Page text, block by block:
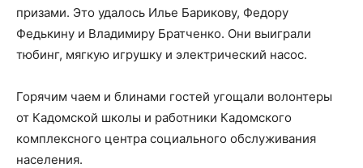
призами. Это удалось Илье Барикову, Федору
Федькину и Владимиру Братченко. Они выиграли
тюбинг, мягкую игрушку и электрический насос.
Горячим чаем и блинами гостей угощали волонтеры
от Кадомской школы и работники Кадомского
комплексного центра социального обслуживания
населения.